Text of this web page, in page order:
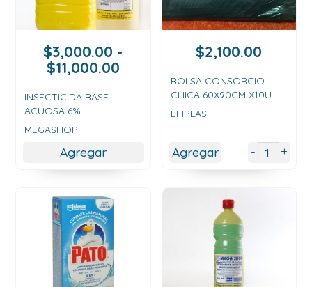
$3,000.00 -
$11,000.00Rango
precios:
$11,000.00
INSECTICIDA BASE
ACUOSA 6%
MEGASHOP
Agregar
$2,100.00
BOLSA CONSORCIO
CHICA 60X90CM X10U
EFIPLAST
Agregar - +